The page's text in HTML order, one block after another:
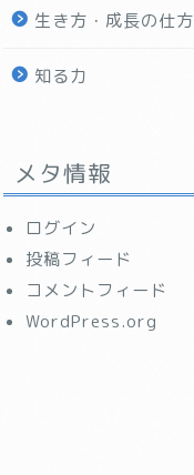
生き方・成長の仕方
知る力
メタ情報
ログイン
投稿フィード
コメントフィード
WordPress.org